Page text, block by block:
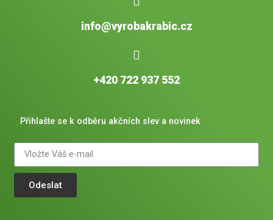
info@vyrobakrabic.cz
+420 722 937 552
Přihlašte se k odběru akčních slev a novinek
Odeslat